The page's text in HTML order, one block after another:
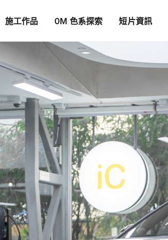
施工作品 OM 色系探索 短片資訊